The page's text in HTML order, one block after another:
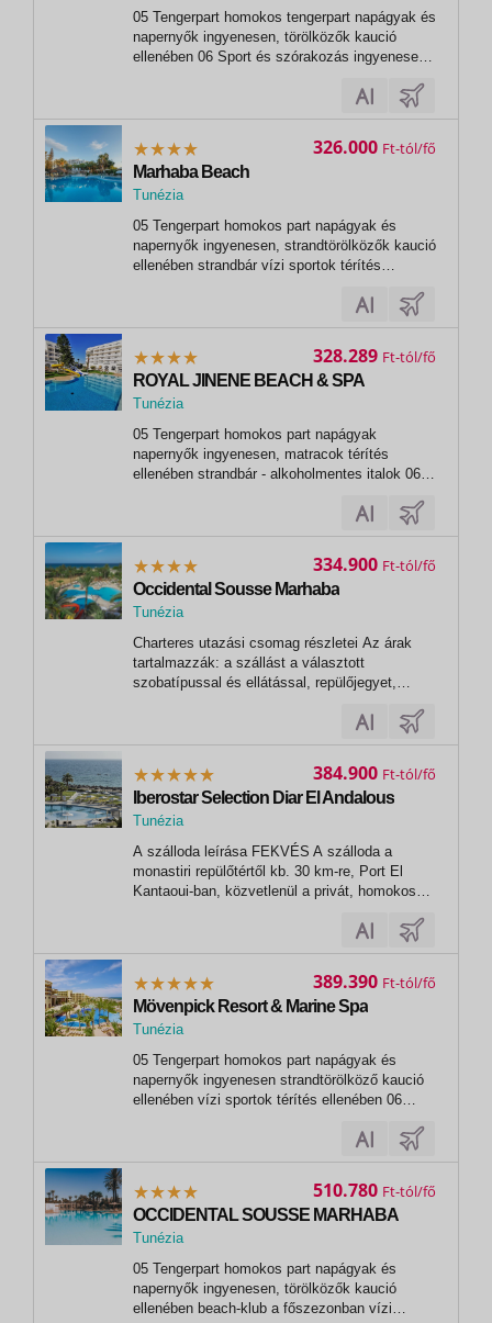
Sousse
05 Tengerpart homokos tengerpart napágyak és
napernyők ingyenesen, törölközők kaució
ellenében 06 Sport és szórakozás ingyenesen
strandröplabda 07 Sport és szórakozás térítés
Marhaba Beach
Tunézia
Sousse
05 Tengerpart homokos part napágyak és
napernyők ingyenesen, strandtörölközők kaució
ellenében strandbár vízi sportok térítés
animációs programok alkalmanként esti
műsorok asztalitenisz minigolf fitneszterem
326.000 Ft
ROYAL JINENE BEACH & SPA
Tunézia
Sousse
05 Tengerpart homokos part napágyak
napernyők ingyenesen, matracok térítés
ellenében strandbár - alkoholmentes italok 06
programok alkalmanként esti műsorok
strandröplabda asztalitenisz darts teniszpálya
328.289 Ft
Occidental Sousse Marhaba
Tunézia
Sousse
Charteres utazási csomag részletei Az árak
tartalmazzák: a szállást a választott
szobatípussal és ellátással, repülőjegyet,
illetéket, kerozin pótdíjat (az Utazási
Feltételekben meghatározott számítás
334.900 Ft
Iberostar Selection Diar El Andalous
Tunézia
Sousse
A szálloda leírása FEKVÉS A szálloda a
monastiri repülőtértől kb. 30 km-re, Port El
Kantaoui-ban, közvetlenül a privát, homokos
szállodában összesen 379 szoba és 2 lift
található. Szobáinak mindegyike...
384.900 Ft
Mövenpick Resort & Marine Spa
Tunézia
Sousse
05 Tengerpart homokos part napágyak és
napernyők ingyenesen strandtörölköző kaució
ellenében vízi sportok térítés ellenében 06
minigolf röplabda fitneszterem darts 07 Sport
és szórakozás térítés ellenében wellness-
389.390 Ft
OCCIDENTAL SOUSSE MARHABA
Tunézia
Sousse
05 Tengerpart homokos part napágyak és
napernyők ingyenesen, törölközők kaució
ellenében beach-klub a főszezonban vízi
510.780 Ft